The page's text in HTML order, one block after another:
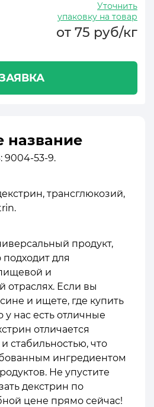
Уточнить
упаковку на товар
от 75 руб/кг
название
9004-53-9.
трансглюкозий,
продукт,
для
и
отраслях. Если вы
и ищете, где купить
у нас есть отличные
отличается
стабильностью, что
ингредиентом
Не упустите
декстрин по
цене прямо сейчас!